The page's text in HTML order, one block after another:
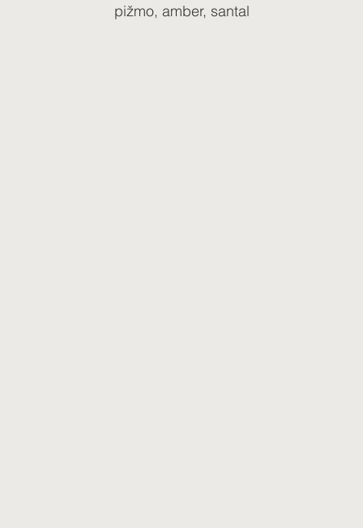
pižmo, amber, santal